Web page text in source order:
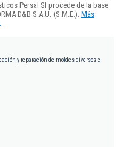
Persal Sl procede de la base
D&B S.A.U. (S.M.E.). Más
y reparación de moldes diversos e